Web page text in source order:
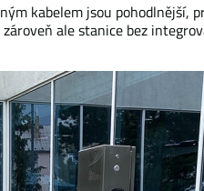
kabelem jsou
ale stanice bez